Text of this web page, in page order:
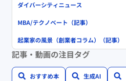
ダイバーシティニュース
MBA/テクノベート（記事）
起業家の風景（創業者コラム）（記事）
記事・動画の注目タグ
おすすめ本 生成AI